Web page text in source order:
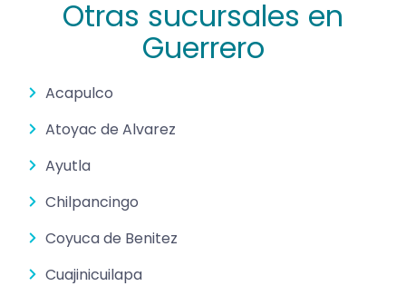
Otras sucursales en
Guerrero
Acapulco
Atoyac de Alvarez
Ayutla
Chilpancingo
Coyuca de Benitez
Cuajinicuilapa